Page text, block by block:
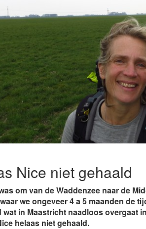
Nice niet gehaald
om van de Waddenzee naar de
we ongeveer 4 a 5 maanden de
wat in Maastricht naadloos overgaat
helaas niet gehaald.